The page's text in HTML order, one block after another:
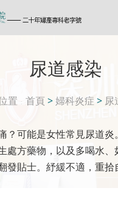
尿道感染
置 首頁 >婦科炎症 > 尿
？可能是女性常見尿道炎
處方藥物，以及多喝水
發貼士。紓緩不適，重拾